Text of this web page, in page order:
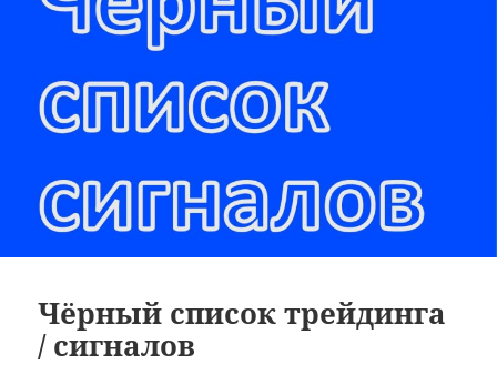
Чёрный список трейдинга
/ сигналов